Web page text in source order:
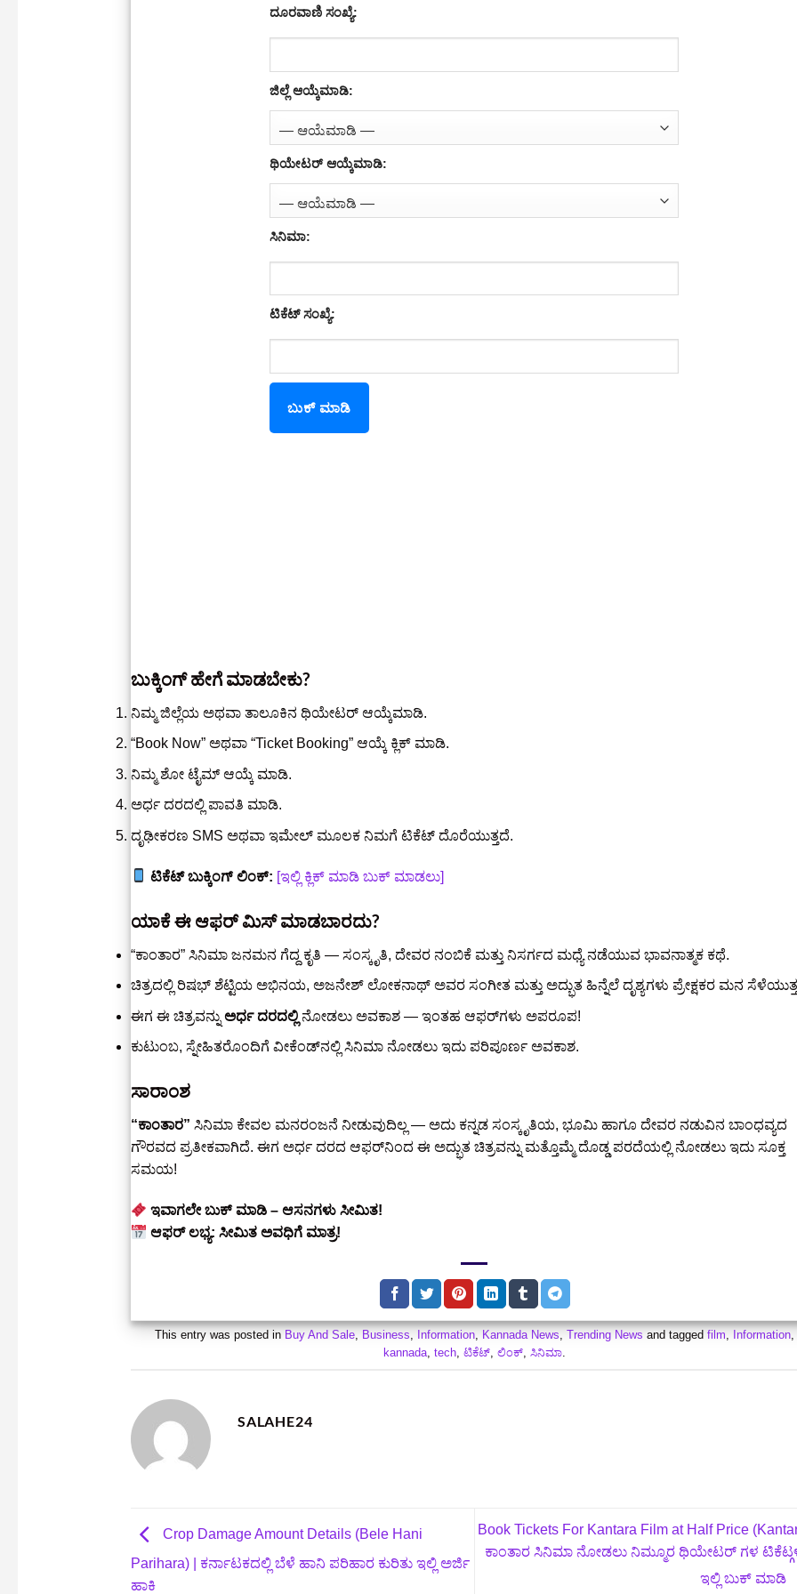
ದೂರವಾಣಿ ಸಂಖ್ಯೆ:
ಜಿಲ್ಲೆ ಆಯ್ಕೆಮಾಡಿ:
ಥಿಯೇಟರ್ ಆಯ್ಕೆಮಾಡಿ:
ಸಿನಿಮಾ:
ಟಿಕೆಟ್ ಸಂಖ್ಯೆ:
ಬುಕ್ ಮಾಡಿ
ಬುಕ್ಕಿಂಗ್ ಹೇಗೆ ಮಾಡಬೇಕು?
ನಿಮ್ಮ ಜಿಲ್ಲೆಯ ಅಥವಾ ತಾಲೂಕಿನ ಥಿಯೇಟರ್ ಆಯ್ಕೆಮಾಡಿ.
“Book Now” ಅಥವಾ “Ticket Booking” ಆಯ್ಕೆ ಕ್ಲಿಕ್ ಮಾಡಿ.
ನಿಮ್ಮ ಶೋ ಟೈಮ್ ಆಯ್ಕೆ ಮಾಡಿ.
ಅರ್ಧ ದರದಲ್ಲಿ ಪಾವತಿ ಮಾಡಿ.
ದೃಢೀಕರಣ SMS ಅಥವಾ ಇಮೇಲ್ ಮೂಲಕ ನಿಮಗೆ ಟಿಕೆಟ್ ದೊರೆಯುತ್ತದೆ.
ಟಿಕೆಟ್ ಬುಕ್ಕಿಂಗ್ ಲಿಂಕ್: [ಇಲ್ಲಿ ಕ್ಲಿಕ್ ಮಾಡಿ ಬುಕ್ ಮಾಡಲು]
ಯಾಕೆ ಈ ಆಫರ್ ಮಿಸ್ ಮಾಡಬಾರದು?
“ಕಾಂತಾರ” ಸಿನಿಮಾ ಜನಮನ ಗೆದ್ದ ಕೃತಿ — ಸಂಸ್ಕೃತಿ, ದೇವರ ನಂಬಿಕೆ ಮತ್ತು ನಿಸರ್ಗದ ಮಧ್ಯೆ ನಡೆಯುವ ಭಾವನಾತ್ಮಕ ಕಥೆ.
ಚಿತ್ರದಲ್ಲಿ ರಿಷಭ್ ಶೆಟ್ಟಿಯ ಅಭಿನಯ, ಅಜನೇಶ್ ಲೋಕನಾಥ್ ಅವರ ಸಂಗೀತ ಮತ್ತು ಅದ್ಭುತ ಹಿನ್ನೆಲೆ ದೃಶ್ಯಗಳು ಪ್ರೇಕ್ಷಕರ ಮನ
ಈಗ ಈ ಚಿತ್ರವನ್ನು ಅರ್ಧ ದರದಲ್ಲಿ ನೋಡಲು ಅವಕಾಶ — ಇಂತಹ ಆಫರ್‌ಗಳು ಅಪರೂಪ!
ಕುಟುಂಬ, ಸ್ನೇಹಿತರೊಂದಿಗೆ ವೀಕೆಂಡ್‌ನಲ್ಲಿ ಸಿನಿಮಾ ನೋಡಲು ಇದು ಪರಿಪೂರ್ಣ ಅವಕಾಶ.
ಸಾರಾಂಶ
“ಕಾಂತಾರ” ಸಿನಿಮಾ ಕೇವಲ ಮನರಂಜನೆ ನೀಡುವುದಿಲ್ಲ — ಅದು ಕನ್ನಡ ಸಂಸ್ಕೃತಿಯ, ಭೂಮಿ ಹಾಗೂ ದೇವರ ನಡುವಿನ ಬಾಂಧವ್ಯದ
ಗೌರವದ ಪ್ರತೀಕವಾಗಿದೆ. ಈಗ ಅರ್ಧ ದರದ ಆಫರ್‌ನಿಂದ ಈ ಅದ್ಭುತ ಚಿತ್ರವನ್ನು ಮತ್ತೊಮ್ಮೆ ದೊಡ್ಡ ಪರದೆಯಲ್ಲಿ ನೋಡಲು ಇದು ಸೂಕ್ತ
ಸಮಯ!
ಇವಾಗಲೇ ಬುಕ್ ಮಾಡಿ – ಆಸನಗಳು ಸೀಮಿತ!
ಆಫರ್ ಲಭ್ಯ: ಸೀಮಿತ ಅವಧಿಗೆ ಮಾತ್ರ!
This entry was posted in Buy And Sale, Business, Information, Kannada News, Trending News and tagged film, Information,
kannada, tech, ಟಿಕೆಟ್‌, ಲಿಂಕ್, ಸಿನಿಮಾ.
SALAHE24
Crop Damage Amount Details (Bele Hani
Parihara) | ಕರ್ನಾಟಕದಲ್ಲಿ ಬೆಳೆ ಹಾನಿ ಪರಿಹಾರ ಕುರಿತು ಇಲ್ಲಿ ಅರ್ಜಿ
ಹಾಕಿ
Book Tickets For Kantara Film at Half Price
ಕಾಂತಾರ ಸಿನಿಮಾ ನೋಡಲು ನಿಮ್ಮೂರ ಥಿಯೇಟರ್‌ ಗಳ
ಇಲ್ಲಿ ಬುಕ್ ಮಾಡಿ